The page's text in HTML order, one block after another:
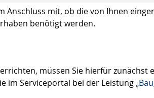
Anschluss mit, ob die von Ihnen
benötigt werden.
müssen Sie hierfür zunächst
im Serviceportal bei der Leistung